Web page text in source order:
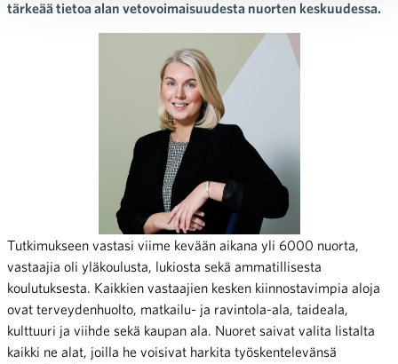
tärkeää tietoa alan vetovoimaisuudesta nuorten keskuudessa.
Tutkimukseen vastasi viime kevään aikana yli 6000 nuorta,
vastaajia oli yläkoulusta, lukiosta sekä ammatillisesta
koulutuksesta. Kaikkien vastaajien kesken kiinnostavimpia aloja
ovat terveydenhuolto, matkailu- ja ravintola-ala, taideala,
kulttuuri ja viihde sekä kaupan ala. Nuoret saivat valita listalta
kaikki ne alat, joilla he voisivat harkita työskentelevänsä